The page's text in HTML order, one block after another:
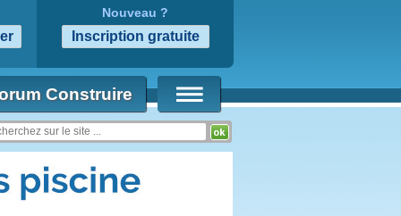
Nouveau ?
Construire